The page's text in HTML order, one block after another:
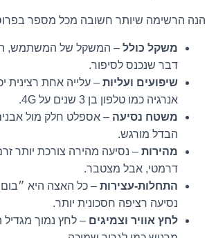
הנה הרשימה שיותר חשובה מכל מספר
משקל כולל – המשקל של המשתמש,
דבר שנכנס לסיפור.
שיפועים ועליות – עלייה אחת רצינית
אנרגיה כמו טלפון בן 3 שנים על 4G.
משטח נסיעה – אספלט חלק מול
הבדל מורגש.
מהירות – נסיעה מהירה צורכת יותר
דרמטי, אבל מצטבר.
התחלות-עצירות – כל האצה היא
נסיעה רציפה חסכונית יותר.
לחץ אוויר וצמיגים – לחץ נמוך מגדיל